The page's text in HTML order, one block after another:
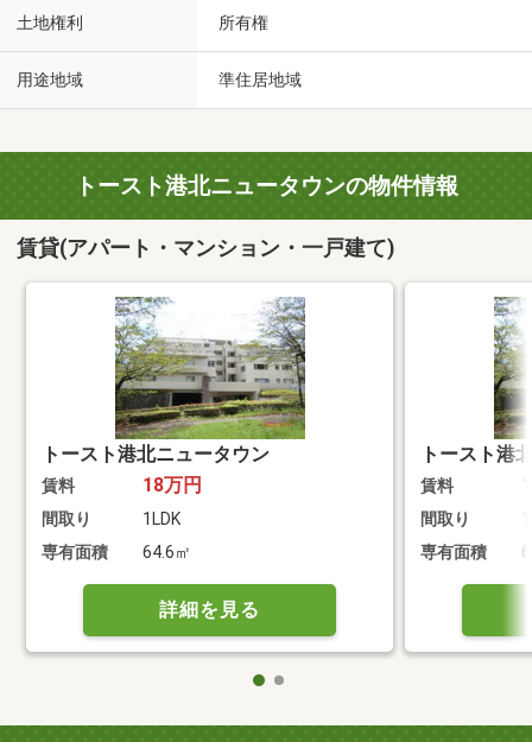
土地権利 所有権
用途地域 準住居地域
トースト港北ニュータウンの物件情報
賃貸(アパート・マンション・一戸建て)
トースト港北ニュータウン
賃料 18万円
間取り
1LDK
専有面積
64.6㎡
詳細を見る
トースト港
賃料
間取り
専有面積